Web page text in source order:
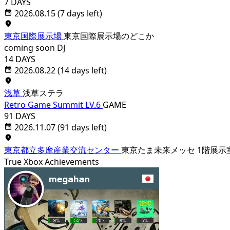
2026.08.15(7 days left)
東京国際展示場東京国際展示場のどこか
coming soon DJ
14 DAYS
2026.08.22(14 days left)
浅草浅草ステラ
Retro Game Summit LV.6 GAME
91 DAYS
2026.11.07(91 days left)
東京都立多摩産業交流センター 東京たま未来メッセ 1階展示
True Xbox Achievements